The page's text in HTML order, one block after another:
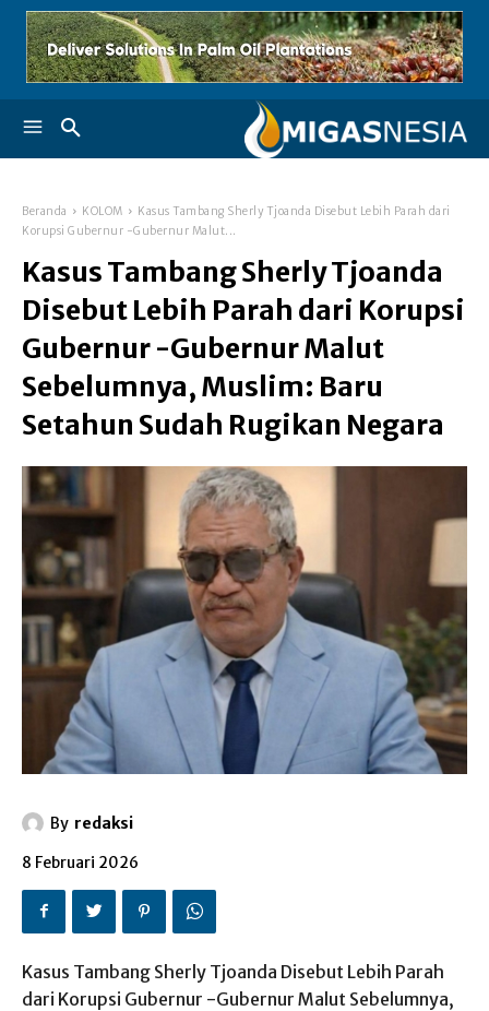
Beranda KOLOM
Kasus Tambang Sherly Tjoanda Disebut Lebih Parah dari
Korupsi Gubernur -Gubernur Malut...
Kasus Tambang Sherly Tjoanda
Disebut Lebih Parah dari Korupsi
Gubernur -Gubernur Malut
Sebelumnya, Muslim: Baru
Setahun Sudah Rugikan Negara
By redaksi
8 Februari 2026
Kasus Tambang Sherly Tjoanda Disebut Lebih Parah
dari Korupsi Gubernur -Gubernur Malut Sebelumnya,